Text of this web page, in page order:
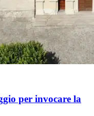
per invocare la